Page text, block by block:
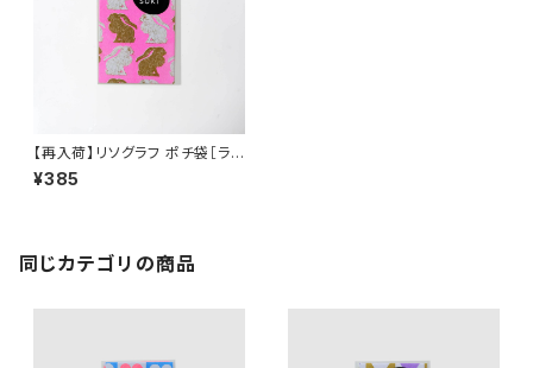
【再入荷】リソグラフ ポチ袋［ラッ
キーラビット NEW］Ochre × N
eon Pink
¥385
同じカテゴリの商品